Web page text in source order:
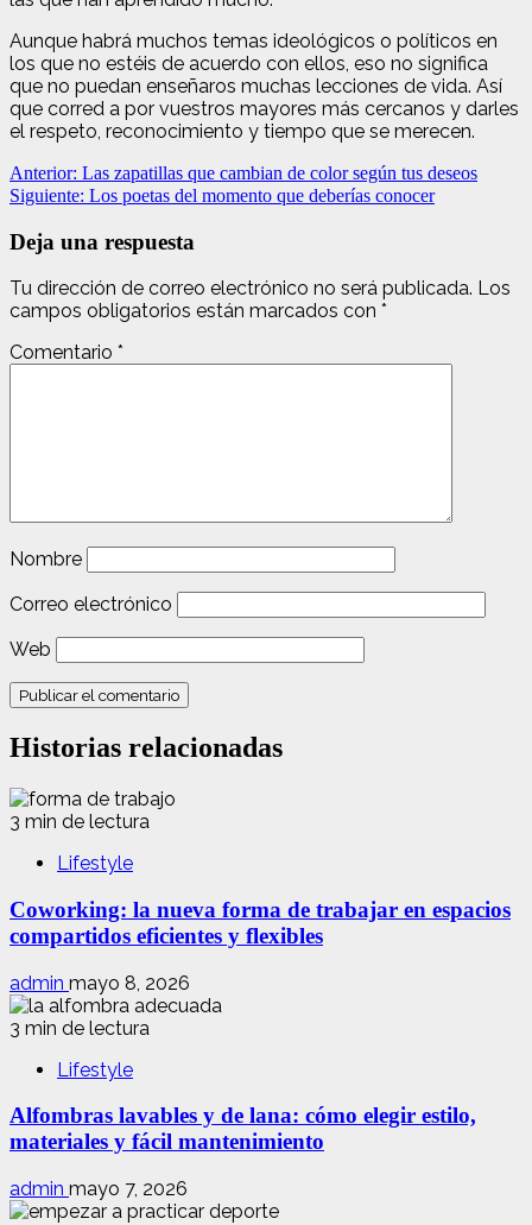
Aunque habrá muchos temas ideológicos o políticos en
los que no estéis de acuerdo con ellos, eso no significa
que no puedan enseñaros muchas lecciones de vida. Así
que corred a por vuestros mayores más cercanos y darles
el respeto, reconocimiento y tiempo que se merecen.
Navegación
de
entradas
Anterior: Las zapatillas que cambian de color según tus deseos
Siguiente: Los poetas del momento que deberías conocer
Deja una respuesta
Tu dirección de correo electrónico no será publicada. Los
campos obligatorios están marcados con *
Comentario *
Nombre
Correo electrónico
Web
Historias relacionadas
3 min de lectura
Lifestyle
Coworking: la nueva forma de trabajar en espacios
compartidos eficientes y flexibles
admin mayo 8, 2026
3 min de lectura
Lifestyle
Alfombras lavables y de lana: cómo elegir estilo,
materiales y fácil mantenimiento
admin mayo 7, 2026